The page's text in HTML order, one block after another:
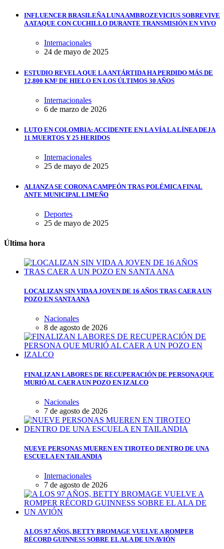
INFLUENCER BRASILEÑA LUNA AMBROZEVICIUS SOBREVIVE
A ATAQUE CON CUCHILLO DURANTE TRANSMISIÓN EN VIVO
Internacionales
24 de mayo de 2025
ESTUDIO REVELA QUE LA ANTÁRTIDA HA PERDIDO MÁS DE
12,800 KM² DE HIELO EN LOS ÚLTIMOS 30 AÑOS
Internacionales
6 de marzo de 2026
LUTO EN COLOMBIA: ACCIDENTE EN LA VÍA LA LÍNEA DEJA
11 MUERTOS Y 25 HERIDOS
Internacionales
25 de mayo de 2025
ALIANZA SE CORONA CAMPEÓN TRAS POLÉMICA FINAL
ANTE MUNICIPAL LIMEÑO
Deportes
25 de mayo de 2025
Última hora
LOCALIZAN SIN VIDA A JOVEN DE 16 AÑOS TRAS CAER A UN
POZO EN SANTA ANA
Nacionales
8 de agosto de 2026
FINALIZAN LABORES DE RECUPERACIÓN DE PERSONA QUE
MURIÓ AL CAER A UN POZO EN IZALCO
Nacionales
7 de agosto de 2026
NUEVE PERSONAS MUEREN EN TIROTEO DENTRO DE UNA
ESCUELA EN TAILANDIA
Internacionales
7 de agosto de 2026
A LOS 97 AÑOS, BETTY BROMAGE VUELVE A ROMPER
RÉCORD GUINNESS SOBRE EL ALA DE UN AVIÓN